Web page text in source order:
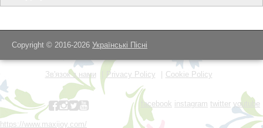
Copyright © 2016-2026 Українські Пісні
Зв'язок з нами Privacy Policy Cookie Policy
facebook instagram twitter youtube
https://www.maxijoy.com/